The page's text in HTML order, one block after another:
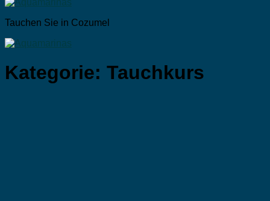
Tauchen Sie in Cozumel
Kategorie: Tauchkurs